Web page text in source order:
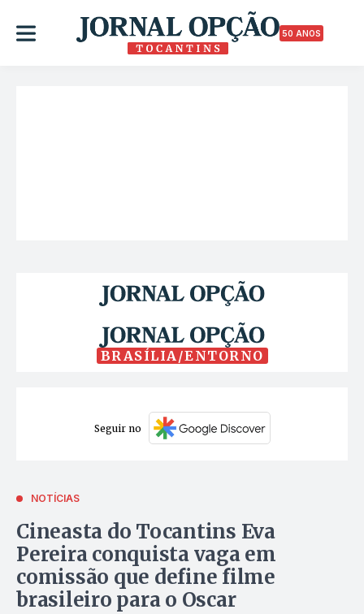
50 ANOS
BRASÍLIA/ENTORNO
Seguir no
NOTÍCIAS
Cineasta do Tocantins Eva
Pereira conquista vaga em
comissão que define filme
brasileiro para o Oscar